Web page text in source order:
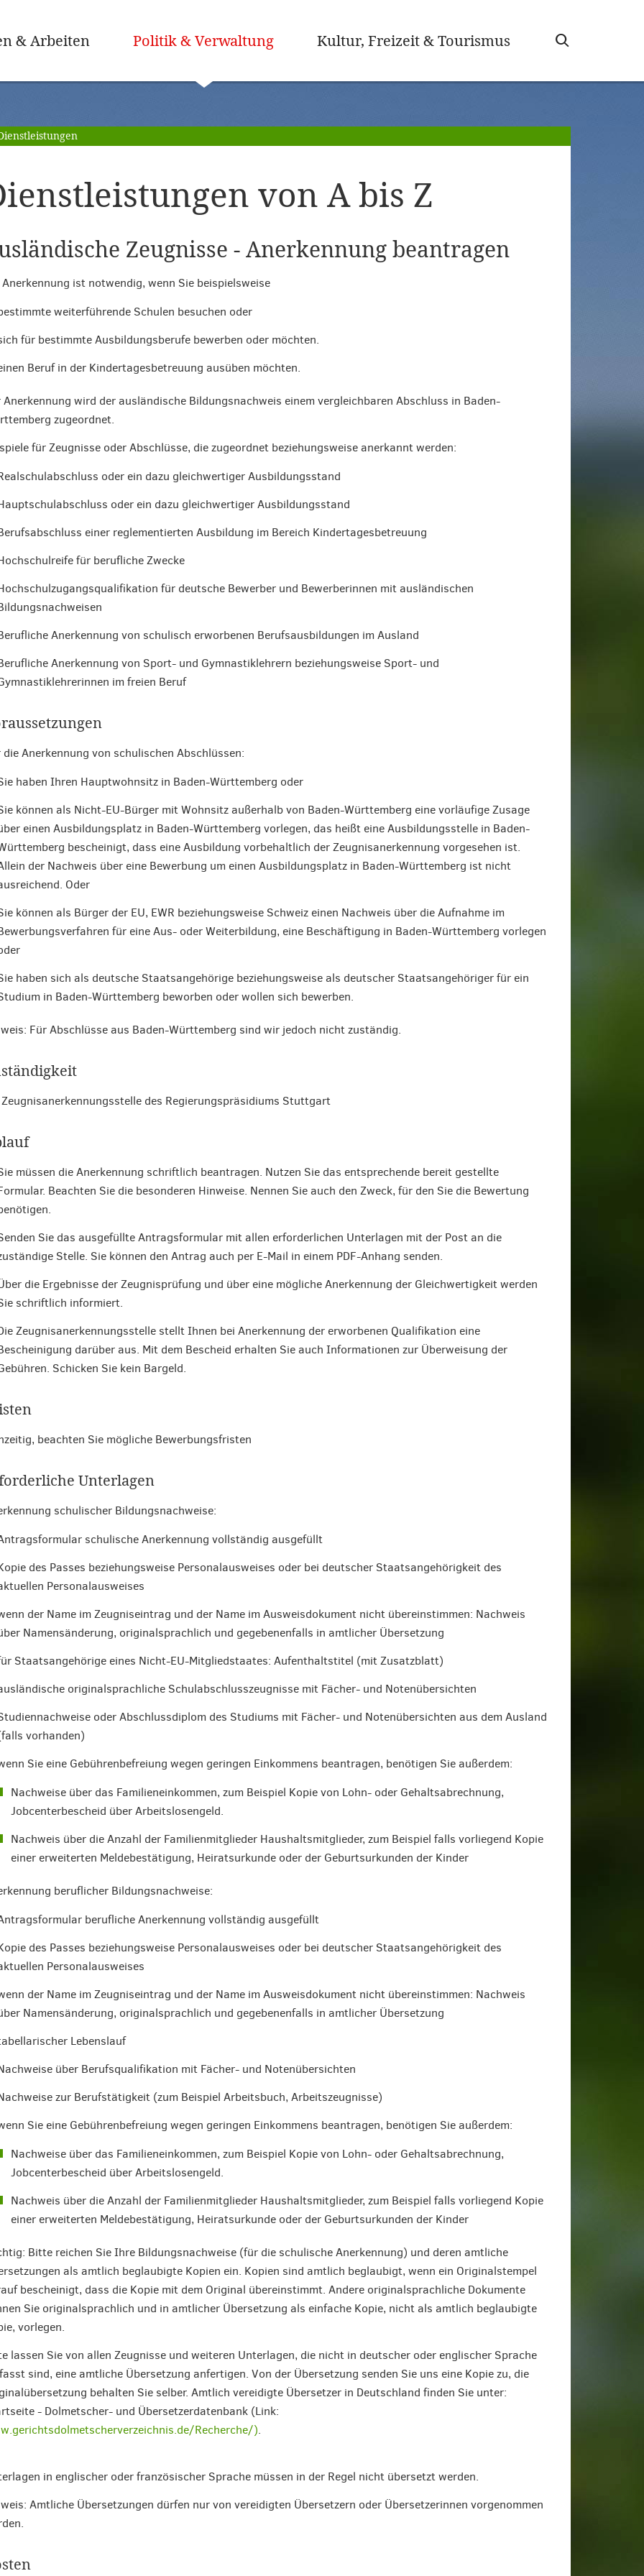
& Arbeiten Politik & Verwaltung(ausgewählt)Kultur, Freizeit & Tourismus
von A bis Z
Zeugnisse - Anerkennung beantragen
Anerkennung ist notwendig, wenn Sie beispielsweise
weiterführende Schulen besuchen oder
für bestimmte Ausbildungsberufe bewerben oder möchten.
Beruf in der Kindertagesbetreuung ausüben möchten.
Anerkennung wird der ausländische Bildungsnachweis einem vergleichbaren Abschluss in Baden-
zugeordnet.
für Zeugnisse oder Abschlüsse, die zugeordnet beziehungsweise anerkannt werden:
oder ein dazu gleichwertiger Ausbildungsstand
oder ein dazu gleichwertiger Ausbildungsstand
einer reglementierten Ausbildung im Bereich Kindertagesbetreuung
für berufliche Zwecke
für deutsche Bewerber und Bewerberinnen mit ausländischen
Anerkennung von schulisch erworbenen Berufsausbildungen im Ausland
Anerkennung von Sport- und Gymnastiklehrern beziehungsweise Sport- und
im freien Beruf
die Anerkennung von schulischen Abschlüssen:
haben Ihren Hauptwohnsitz in Baden-Württemberg oder
können als Nicht-EU-Bürger mit Wohnsitz außerhalb von Baden-Württemberg eine vorläufige Zusage
einen Ausbildungsplatz in Baden-Württemberg vorlegen, das heißt eine Ausbildungsstelle in Baden-
bescheinigt, dass eine Ausbildung vorbehaltlich der Zeugnisanerkennung vorgesehen ist.
der Nachweis über eine Bewerbung um einen Ausbildungsplatz in Baden-Württemberg ist nicht
Oder
können als Bürger der EU, EWR beziehungsweise Schweiz einen Nachweis über die Aufnahme im
für eine Aus- oder Weiterbildung, eine Beschäftigung in Baden-Württemberg vorlegen
haben sich als deutsche Staatsangehörige beziehungsweise als deutscher Staatsangehöriger für ein
in Baden-Württemberg beworben oder wollen sich bewerben.
Für Abschlüsse aus Baden-Württemberg sind wir jedoch nicht zuständig.
des Regierungspräsidiums Stuttgart
müssen die Anerkennung schriftlich beantragen. Nutzen Sie das entsprechende bereit gestellte
Beachten Sie die besonderen Hinweise. Nennen Sie auch den Zweck, für den Sie die Bewertung
Sie das ausgefüllte Antragsformular mit allen erforderlichen Unterlagen mit der Post an die
Stelle. Sie können den Antrag auch per E-Mail in einem PDF-Anhang senden.
die Ergebnisse der Zeugnisprüfung und über eine mögliche Anerkennung der Gleichwertigkeit werden
schriftlich informiert.
Zeugnisanerkennungsstelle stellt Ihnen bei Anerkennung der erworbenen Qualifikation eine
darüber aus. Mit dem Bescheid erhalten Sie auch Informationen zur Überweisung der
Schicken Sie kein Bargeld.
beachten Sie mögliche Bewerbungsfristen
Unterlagen
schulischer Bildungsnachweise:
schulische Anerkennung vollständig ausgefüllt
des Passes beziehungsweise Personalausweises oder bei deutscher Staatsangehörigkeit des
Personalausweises
der Name im Zeugniseintrag und der Name im Ausweisdokument nicht übereinstimmen: Nachweis
Namensänderung, originalsprachlich und gegebenenfalls in amtlicher Übersetzung
Staatsangehörige eines Nicht-EU-Mitgliedstaates: Aufenthaltstitel (mit Zusatzblatt)
originalsprachliche Schulabschlusszeugnisse mit Fächer- und Notenübersichten
oder Abschlussdiplom des Studiums mit Fächer- und Notenübersichten aus dem Ausland
vorhanden)
Sie eine Gebührenbefreiung wegen geringen Einkommens beantragen, benötigen Sie außerdem:
Nachweise über das Familieneinkommen, zum Beispiel Kopie von Lohn- oder Gehaltsabrechnung,
Jobcenterbescheid über Arbeitslosengeld.
Nachweis über die Anzahl der Familienmitglieder Haushaltsmitglieder, zum Beispiel falls vorliegend Kopie
einer erweiterten Meldebestätigung, Heiratsurkunde oder der Geburtsurkunden der Kinder
beruflicher Bildungsnachweise:
berufliche Anerkennung vollständig ausgefüllt
des Passes beziehungsweise Personalausweises oder bei deutscher Staatsangehörigkeit des
Personalausweises
der Name im Zeugniseintrag und der Name im Ausweisdokument nicht übereinstimmen: Nachweis
Namensänderung, originalsprachlich und gegebenenfalls in amtlicher Übersetzung
Lebenslauf
über Berufsqualifikation mit Fächer- und Notenübersichten
zur Berufstätigkeit (zum Beispiel Arbeitsbuch, Arbeitszeugnisse)
Sie eine Gebührenbefreiung wegen geringen Einkommens beantragen, benötigen Sie außerdem:
Nachweise über das Familieneinkommen, zum Beispiel Kopie von Lohn- oder Gehaltsabrechnung,
Jobcenterbescheid über Arbeitslosengeld.
Nachweis über die Anzahl der Familienmitglieder Haushaltsmitglieder, zum Beispiel falls vorliegend Kopie
einer erweiterten Meldebestätigung, Heiratsurkunde oder der Geburtsurkunden der Kinder
Bitte reichen Sie Ihre Bildungsnachweise (für die schulische Anerkennung) und deren amtliche
als amtlich beglaubigte Kopien ein. Kopien sind amtlich beglaubigt, wenn ein Originalstempel
bescheinigt, dass die Kopie mit dem Original übereinstimmt. Andere originalsprachliche Dokumente
Sie originalsprachlich und in amtlicher Übersetzung als einfache Kopie, nicht als amtlich beglaubigte
vorlegen.
lassen Sie von allen Zeugnisse und weiteren Unterlagen, die nicht in deutscher oder englischer Sprache
sind, eine amtliche Übersetzung anfertigen. Von der Übersetzung senden Sie uns eine Kopie zu, die
behalten Sie selber. Amtlich vereidigte Übersetzer in Deutschland finden Sie unter:
- Dolmetscher- und Übersetzerdatenbank (Link:
Recherche/).
in englischer oder französischer Sprache müssen in der Regel nicht übersetzt werden.
Amtliche Übersetzungen dürfen nur von vereidigten Übersetzern oder Übersetzerinnen vorgenommen